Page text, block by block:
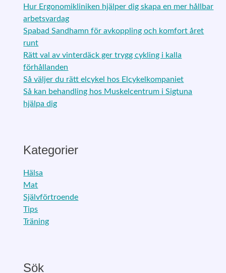
Hur Ergonomikliniken hjälper dig skapa en mer hållbar
arbetsvardag
Spabad Sandhamn för avkoppling och komfort året
runt
Rätt val av vinterdäck ger trygg cykling i kalla
förhållanden
Så väljer du rätt elcykel hos Elcykelkompaniet
Så kan behandling hos Muskelcentrum i Sigtuna
hjälpa dig
Kategorier
Hälsa
Mat
Självförtroende
Tips
Träning
Sök